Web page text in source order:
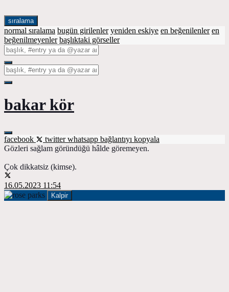
sıralama
normal sıralama bugün girilenler yeniden eskiye en beğenilenler en
beğenilmeyenler başlıktaki görseller
bakar kör
facebook twitterwhatsapp bağlantıyı kopyala
Gözleri sağlam göründüğü hâlde göremeyen.
Çok dikkatsiz (kimse).
16.05.2023 11:54
Kalpir